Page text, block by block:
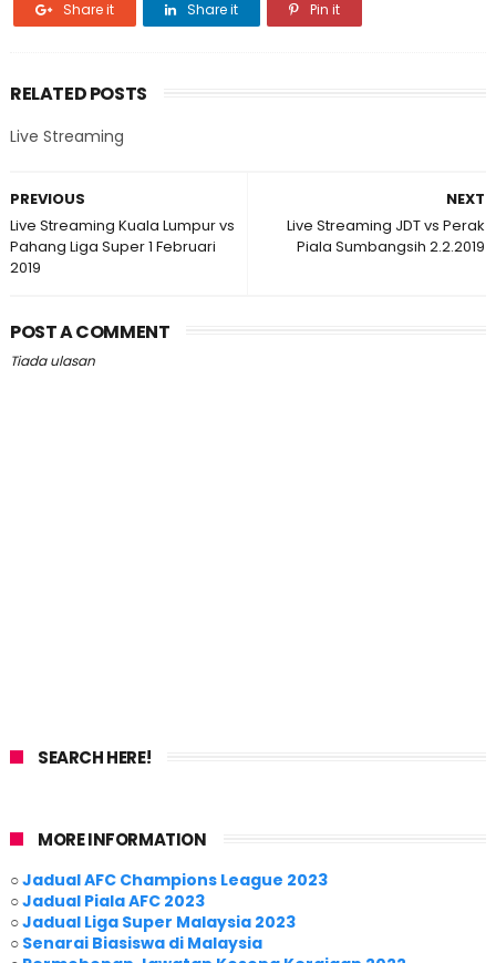
Share it Share it Pin it
RELATED POSTS
Live Streaming
NEXT
Live Streaming JDT vs Perak
Piala Sumbangsih 2.2.2019
PREVIOUS
Live Streaming Kuala Lumpur vs
Pahang Liga Super 1 Februari
2019
POST A COMMENT
Tiada ulasan
SEARCH HERE!
MORE INFORMATION
○Jadual AFC Champions League 2023
○Jadual Piala AFC 2023
○Jadual Liga Super Malaysia 2023
○ Senarai Biasiswa di Malaysia